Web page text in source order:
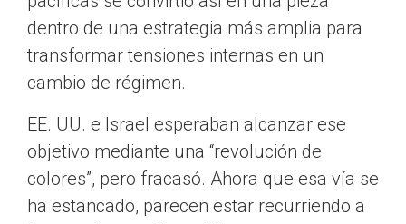
dentro de una estrategia más amplia para
transformar tensiones internas en un
cambio de régimen.
EE. UU. e Israel esperaban alcanzar ese
objetivo mediante una “revolución de
colores”, pero fracasó. Ahora que esa vía se
ha estancado, parecen estar recurriendo a